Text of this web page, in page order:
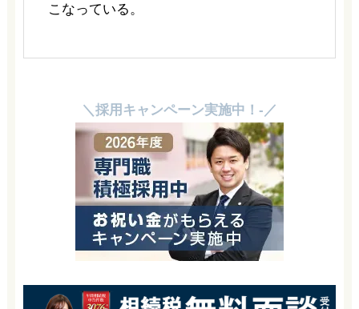
こなっている。
＼採用キャンペーン実施中！-／